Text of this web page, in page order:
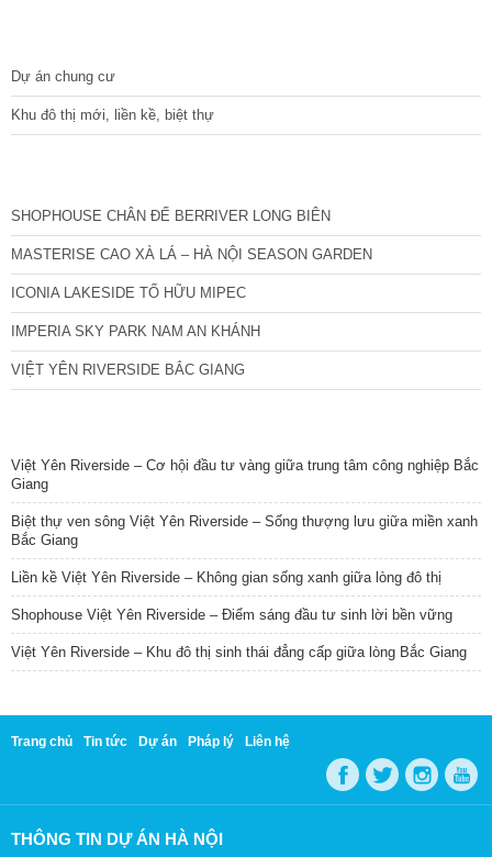
Dự án chung cư
Khu đô thị mới, liền kề, biệt thự
SHOPHOUSE CHÂN ĐẾ BERRIVER LONG BIÊN
MASTERISE CAO XÀ LÁ – HÀ NỘI SEASON GARDEN
ICONIA LAKESIDE TỐ HỮU MIPEC
IMPERIA SKY PARK NAM AN KHÁNH
VIỆT YÊN RIVERSIDE BẮC GIANG
Việt Yên Riverside – Cơ hội đầu tư vàng giữa trung tâm công nghiệp Bắc
Giang
Biệt thự ven sông Việt Yên Riverside – Sống thượng lưu giữa miền xanh
Bắc Giang
Liền kề Việt Yên Riverside – Không gian sống xanh giữa lòng đô thị
Shophouse Việt Yên Riverside – Điểm sáng đầu tư sinh lời bền vững
Việt Yên Riverside – Khu đô thị sinh thái đẳng cấp giữa lòng Bắc Giang
Trang chủ Tin tức Dự án Pháp lý Liên hệ
THÔNG TIN DỰ ÁN HÀ NỘI